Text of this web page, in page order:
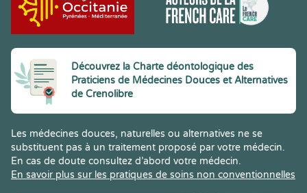
Découvrez la Charte déontologique des
Praticiens de Médecines Douces et Alternatives
de Crenolibre
Les médecines douces, naturelles ou alternatives ne se
substituent pas à un traitement proposé par votre médecin.
En cas de doute consultez d’abord votre médecin.
En savoir plus sur les pratiques de soins non conventionnelles